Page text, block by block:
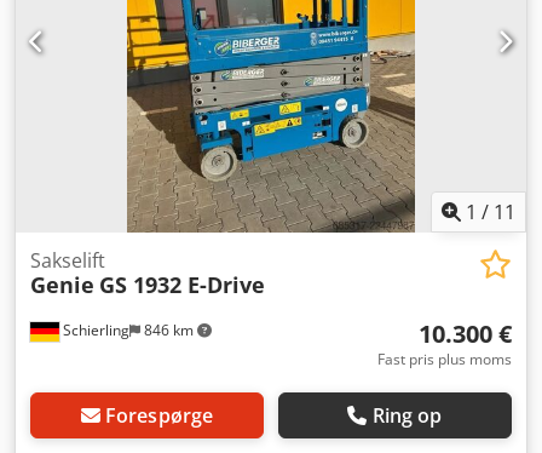
1 / 11
Schierling 846 km
Sakselift
Genie GS 1932 E-Drive
10.300 €
Fast pris plus moms
Forespørge Ring op